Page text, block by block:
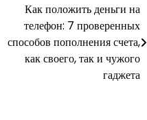
Как положить деньги на
телефон: 7 проверенных
способов пополнения счета,
как своего, так и чужого
гаджета